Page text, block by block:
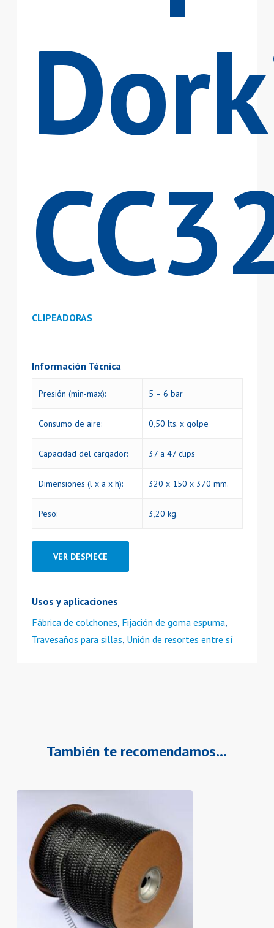
CLIPEADORAS
Información Técnica
Presión (min-max): 5 – 6 bar
Consumo de aire: 0,50 lts. x golpe
Capacidad del cargador: 37 a 47 clips
Dimensiones (l x a x h): 320 x 150 x 370 mm.
Peso: 3,20 kg.
VER DESPIECE
Usos y aplicaciones
Fábrica de colchones, Fijación de goma espuma,
Travesaños para sillas, Unión de resortes entre sí
También te recomendamos…